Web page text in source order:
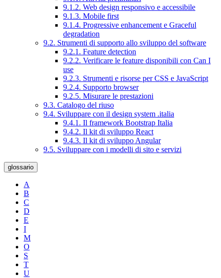
9.1.2. Web design responsivo e accessibile
9.1.3. Mobile first
9.1.4. Progressive enhancement e Graceful
degradation
9.2. Strumenti di supporto allo sviluppo del software
9.2.1. Feature detection
9.2.2. Verificare le feature disponibili con Can I
use
9.2.3. Strumenti e risorse per CSS e JavaScript
9.2.4. Supporto browser
9.2.5. Misurare le prestazioni
9.3. Catalogo del riuso
9.4. Sviluppare con il design system .italia
9.4.1. Il framework Bootstrap Italia
9.4.2. Il kit di sviluppo React
9.4.3. Il kit di sviluppo Angular
9.5. Sviluppare con i modelli di sito e servizi
glossario
A
B
C
D
E
I
M
O
S
T
U